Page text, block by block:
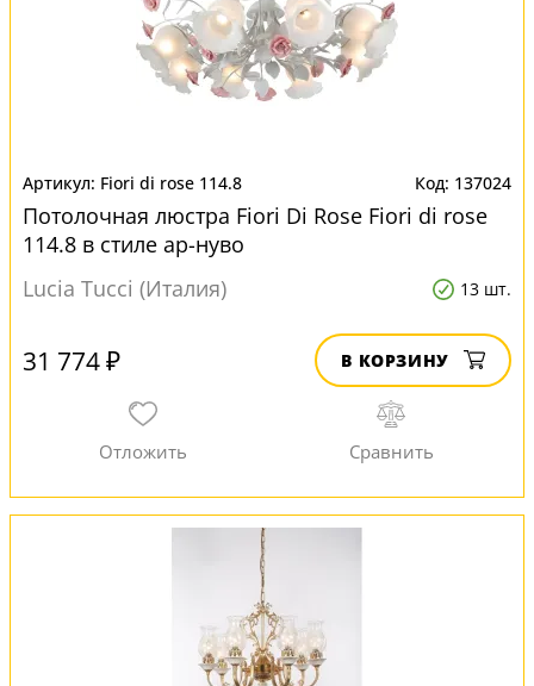
Fiori di rose 114.8 137024
Потолочная люстра Fiori Di Rose Fiori di rose
114.8 в стиле ар-нуво
Lucia Tucci (Италия)
13 шт.
31 774 ₽ В КОРЗИНУ